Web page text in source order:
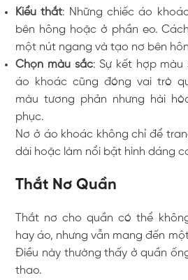
Kiểu thắt: Những chiếc áo
bên hông hoặc ở phần eo.
một nút ngang và tạo nơ bên
Chọn màu sắc: Sự kết hợp
áo khoác cũng đóng vai trò
màu tương phản nhưng hài
phục.
Nơ ở áo khoác không chỉ để
dài hoặc làm nổi bật hình dáng
Thắt Nơ Quần
Thắt nơ cho quần có thể
hay áo, nhưng vẫn mang đến
Điều này thường thấy ở quần
thao.